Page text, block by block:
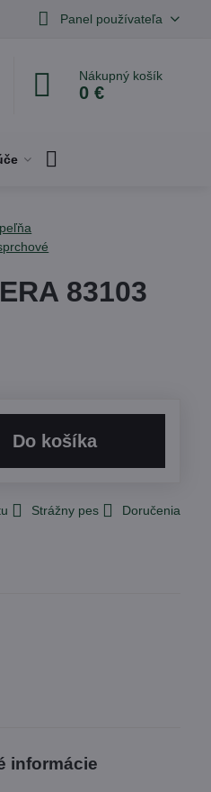
Panel používateľa
Nákupný košík
0 €
83103
Do košíka
Strážny pes Doručenia
informácie